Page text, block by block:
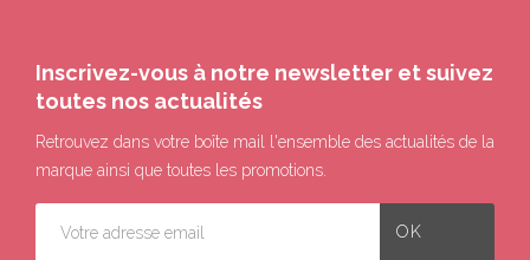
Inscrivez-vous à notre newsletter et suivez
toutes nos actualités
Retrouvez dans votre boîte mail l'ensemble des actualités de la
marque ainsi que toutes les promotions.